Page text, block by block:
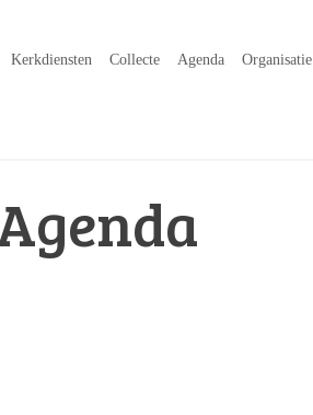
Kerkdiensten Collecte Agenda Organisatie